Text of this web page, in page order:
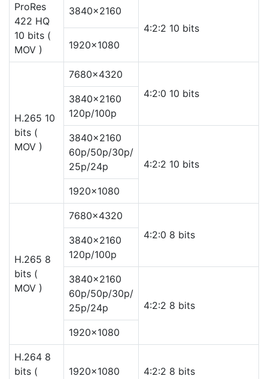
ProRes
422 HQ
10 bits (
MOV )
3840×2160
4:2:2 10 bits
1920×1080
H.265 10
bits (
MOV )
7680×4320
4:2:0 10 bits
3840×2160
120p/100p
3840×2160
60p/50p/30p/
25p/24p
4:2:2 10 bits
1920×1080
H.265 8
bits (
MOV )
7680×4320
4:2:0 8 bits
3840×2160
120p/100p
3840×2160
60p/50p/30p/
25p/24p
4:2:2 8 bits
1920×1080
H.264 8
bits (
1920×1080 4:2:2 8 bits